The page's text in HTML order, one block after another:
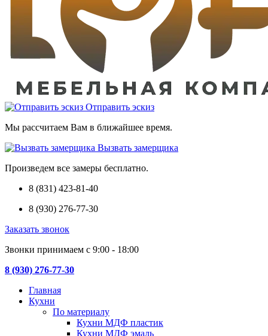
Отправить эскиз
Мы рассчитаем Вам в ближайшее время.
Вызвать замерщика
Произведем все замеры бесплатно.
8 (831) 423-81-40
8 (930) 276-77-30
Заказать звонок
Звонки принимаем с 9:00 - 18:00
8 (930) 276-77-30
Главная
Кухни
По материалу
Кухни МДФ пластик
Кухни МДФ эмаль